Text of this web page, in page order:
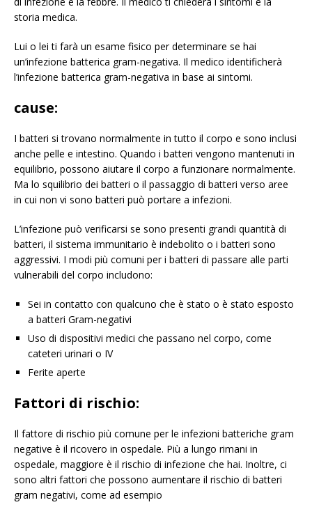
storia medica.
Lui o lei ti farà un esame fisico per determinare se hai
un’infezione batterica gram-negativa. Il medico identificherà
l’infezione batterica gram-negativa in base ai sintomi.
cause:
I batteri si trovano normalmente in tutto il corpo e sono inclusi
anche pelle e intestino. Quando i batteri vengono mantenuti in
equilibrio, possono aiutare il corpo a funzionare normalmente.
Ma lo squilibrio dei batteri o il passaggio di batteri verso aree
in cui non vi sono batteri può portare a infezioni.
L’infezione può verificarsi se sono presenti grandi quantità di
batteri, il sistema immunitario è indebolito o i batteri sono
aggressivi. I modi più comuni per i batteri di passare alle parti
vulnerabili del corpo includono:
Sei in contatto con qualcuno che è stato o è stato esposto
a batteri Gram-negativi
Uso di dispositivi medici che passano nel corpo, come
cateteri urinari o IV
Ferite aperte
Fattori di rischio:
Il fattore di rischio più comune per le infezioni batteriche gram
negative è il ricovero in ospedale. Più a lungo rimani in
ospedale, maggiore è il rischio di infezione che hai. Inoltre, ci
sono altri fattori che possono aumentare il rischio di batteri
gram negativi, come ad esempio